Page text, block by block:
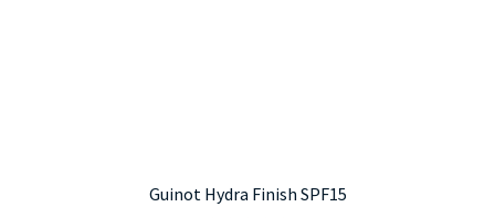
Guinot Hydra Finish SPF15